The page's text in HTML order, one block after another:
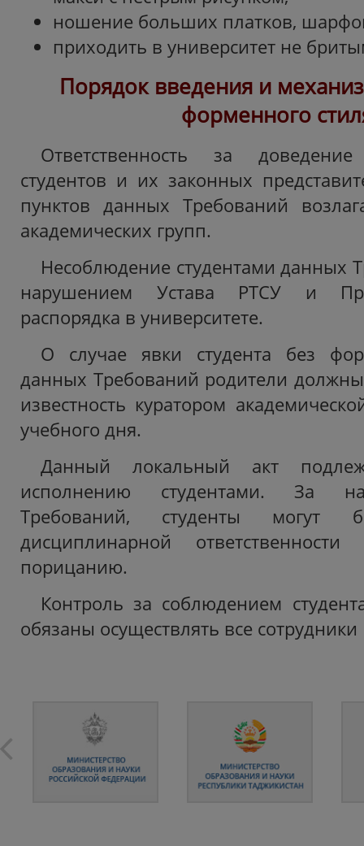
ношение больших платков,
приходить в университет не
Порядок введения и
форменного
Ответственность за
студентов и их законных
пунктов данных Требований
академических групп.
Несоблюдение студентами данных
нарушением Устава РТСУ и
распорядка в университете.
О случае явки студента без
данных Требований родители
известность куратором
учебного дня.
Данный локальный акт
исполнению студентами. За
Требований, студенты могут
дисциплинарной
порицанию.
Контроль за соблюдением
обязаны осуществлять все